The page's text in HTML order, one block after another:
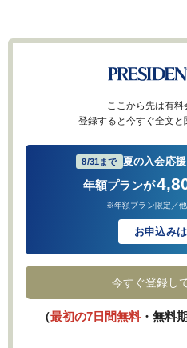
ここから先は有料
登録すると今すぐ全文と
8/31まで 夏の入会応
年額プランが
※年額プラン限定／
お申込み
今すぐ登録し
（最初の7日間無料・無料